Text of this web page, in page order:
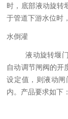
时， 底部液动旋转
于管道下游水位时
水倒灌
液动旋转堰
自动调节闸阀的开
设定值，则液动
内。产品要求如下：